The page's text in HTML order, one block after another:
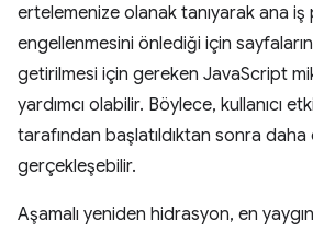
ertelemenize olanak tanıyarak ana iş
engellenmesini önlediği için
getirilmesi için gereken JavaScript
yardımcı olabilir. Böylece, kullanıcı
tarafından başlatıldıktan sonra daha
gerçekleşebilir.
Aşamalı yeniden hidrasyon, en